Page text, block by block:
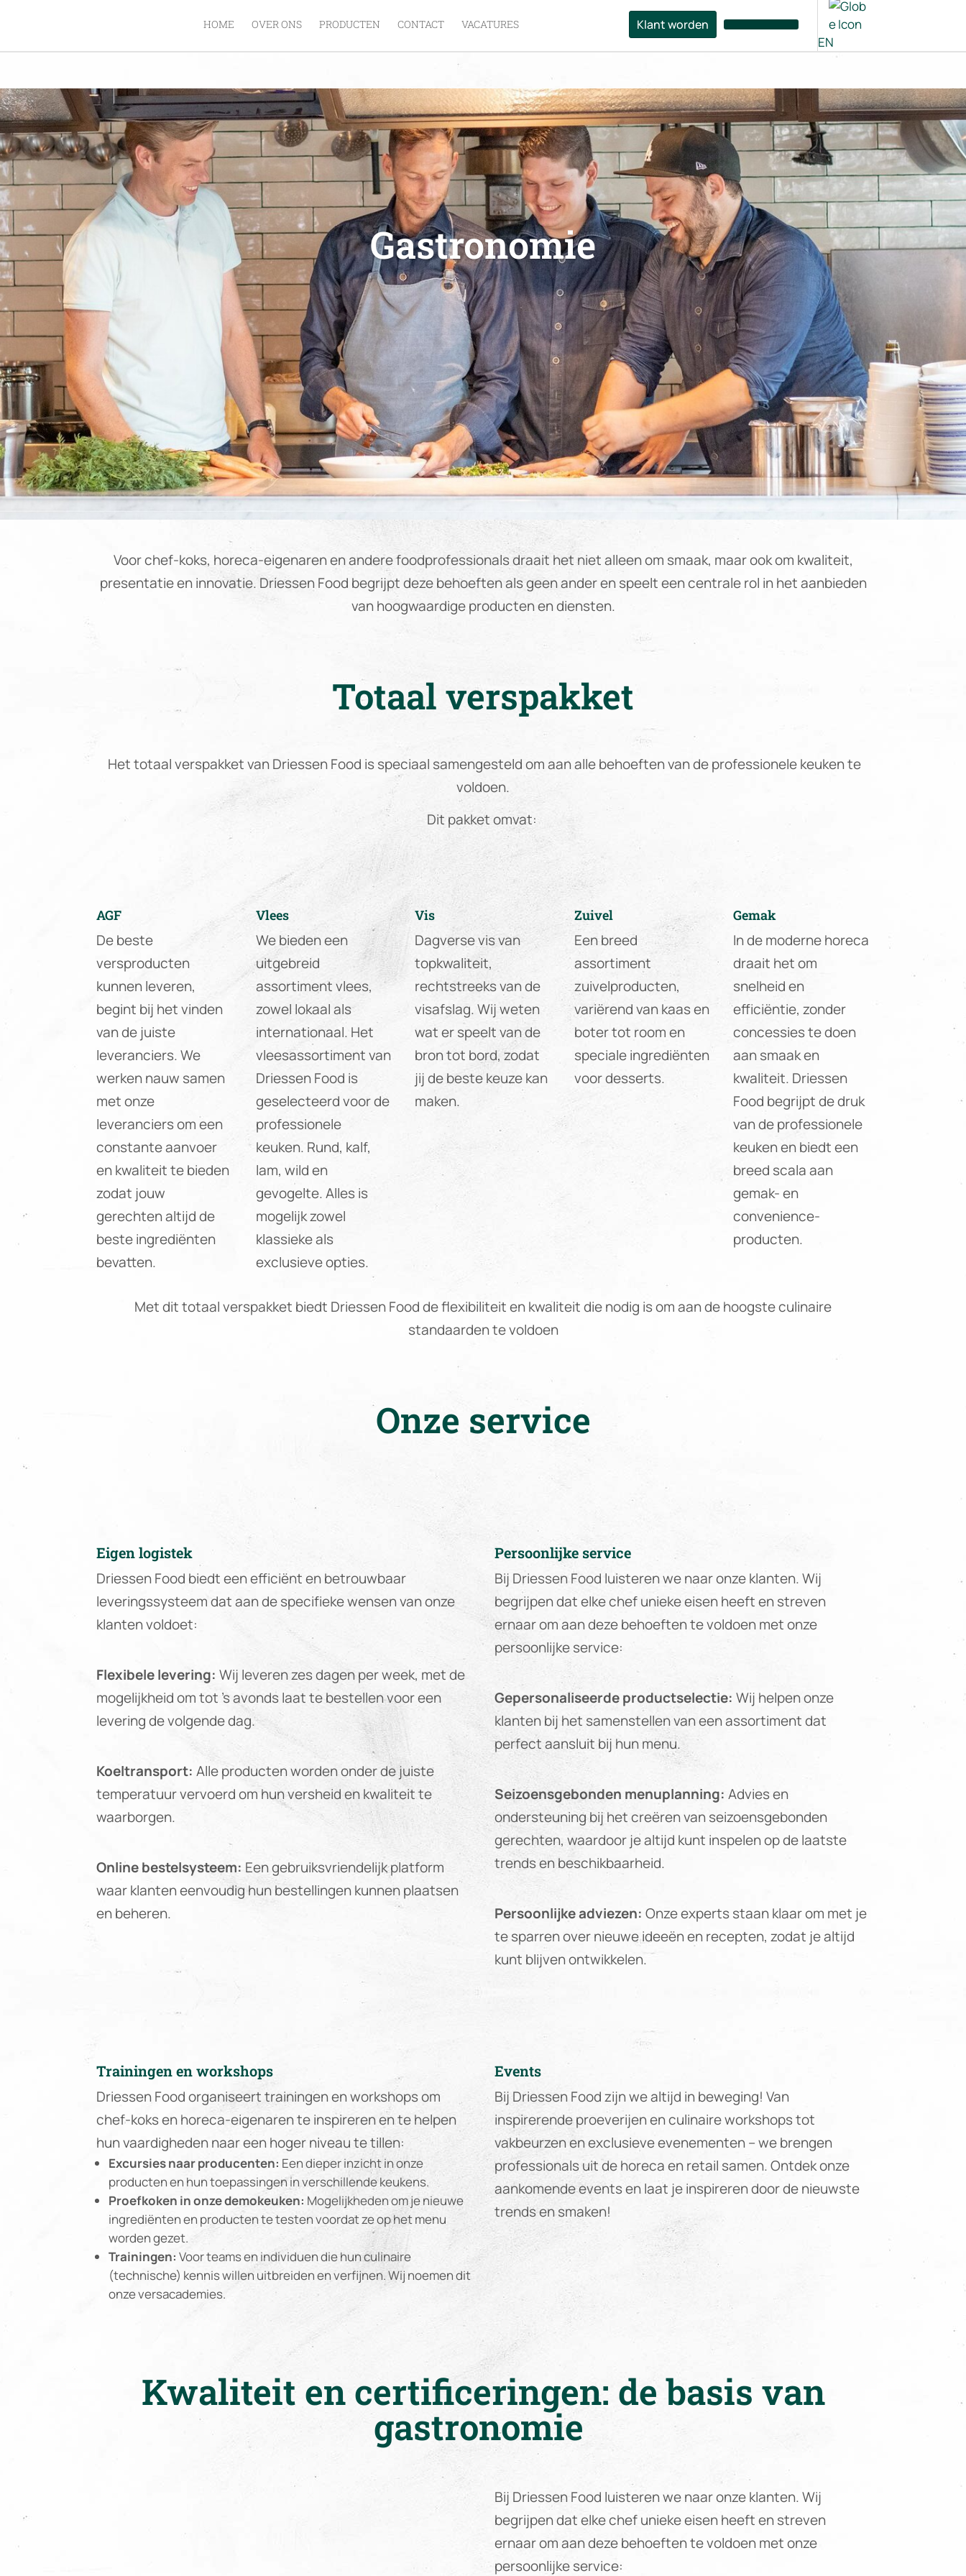
HOME OVER ONS PRODUCTEN CONTACT VACATURES Klant worden
EN
Gastronomie
Voor chef-koks, horeca-eigenaren en andere foodprofessionals draait het niet alleen om smaak, maar ook om kwaliteit,
presentatie en innovatie. Driessen Food begrijpt deze behoeften als geen ander en speelt een centrale rol in het aanbieden
van hoogwaardige producten en diensten.
Totaal verspakket
Het totaal verspakket van Driessen Food is speciaal samengesteld om aan alle behoeften van de professionele keuken te
voldoen.
Dit pakket omvat:
AGF
De beste
versproducten
kunnen leveren,
begint bij het vinden
van de juiste
leveranciers. We
werken nauw samen
met onze
leveranciers om een
constante aanvoer
en kwaliteit te bieden
zodat jouw
gerechten altijd de
beste ingrediënten
bevatten.
Vlees
We bieden een
uitgebreid
assortiment vlees,
zowel lokaal als
internationaal. Het
vleesassortiment van
Driessen Food is
geselecteerd voor de
professionele
keuken. Rund, kalf,
lam, wild en
gevogelte. Alles is
mogelijk zowel
klassieke als
exclusieve opties.
Vis
Dagverse vis van
topkwaliteit,
rechtstreeks van de
visafslag. Wij weten
wat er speelt van de
bron tot bord, zodat
jij de beste keuze kan
maken.
Zuivel
Een breed
assortiment
zuivelproducten,
variërend van kaas en
boter tot room en
speciale ingrediënten
voor desserts.
Gemak
In de moderne horeca
draait het om
snelheid en
efficiëntie, zonder
concessies te doen
aan smaak en
kwaliteit. Driessen
Food begrijpt de druk
van de professionele
keuken en biedt een
breed scala aan
gemak- en
convenience-
producten.
Met dit totaal verspakket biedt Driessen Food de flexibiliteit en kwaliteit die nodig is om aan de hoogste culinaire
standaarden te voldoen
Onze service
Eigen logistek
Driessen Food biedt een efficiënt en betrouwbaar
leveringssysteem dat aan de specifieke wensen van onze
klanten voldoet:
Flexibele levering: Wij leveren zes dagen per week, met de
mogelijkheid om tot ’s avonds laat te bestellen voor een
levering de volgende dag.
Koeltransport: Alle producten worden onder de juiste
temperatuur vervoerd om hun versheid en kwaliteit te
waarborgen.
Online bestelsysteem: Een gebruiksvriendelijk platform
waar klanten eenvoudig hun bestellingen kunnen plaatsen
en beheren.
Persoonlijke service
Bij Driessen Food luisteren we naar onze klanten. Wij
begrijpen dat elke chef unieke eisen heeft en streven
ernaar om aan deze behoeften te voldoen met onze
persoonlijke service:
Gepersonaliseerde productselectie: Wij helpen onze
klanten bij het samenstellen van een assortiment dat
perfect aansluit bij hun menu.
Seizoensgebonden menuplanning: Advies en
ondersteuning bij het creëren van seizoensgebonden
gerechten, waardoor je altijd kunt inspelen op de laatste
trends en beschikbaarheid.
Persoonlijke adviezen: Onze experts staan klaar om met je
te sparren over nieuwe ideeën en recepten, zodat je altijd
kunt blijven ontwikkelen.
Trainingen en workshops
Driessen Food organiseert trainingen en workshops om
chef-koks en horeca-eigenaren te inspireren en te helpen
hun vaardigheden naar een hoger niveau te tillen:
Excursies naar producenten: Een dieper inzicht in onze
producten en hun toepassingen in verschillende keukens.
Proefkoken in onze demokeuken: Mogelijkheden om je nieuwe
ingrediënten en producten te testen voordat ze op het menu
worden gezet.
Trainingen:Voor teams en individuen die hun culinaire
(technische) kennis willen uitbreiden en verfijnen. Wij noemen dit
onze versacademies.
Events
Bij Driessen Food zijn we altijd in beweging! Van
inspirerende proeverijen en culinaire workshops tot
vakbeurzen en exclusieve evenementen – we brengen
professionals uit de horeca en retail samen. Ontdek onze
aankomende events en laat je inspireren door de nieuwste
trends en smaken!
Kwaliteit en certificeringen: de basis van
gastronomie
Bij Driessen Food luisteren we naar onze klanten. Wij
begrijpen dat elke chef unieke eisen heeft en streven
ernaar om aan deze behoeften te voldoen met onze
persoonlijke service: